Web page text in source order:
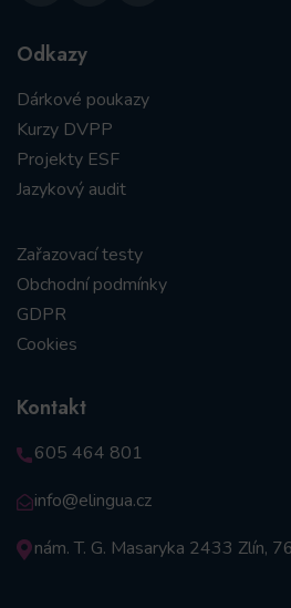
Odkazy
Dárkové poukazy
Kurzy DVPP
Projekty ESF
Jazykový audit
Zařazovací testy
Obchodní podmínky
GDPR
Cookies
Kontakt
605 464 801
info@elingua.cz
nám. T. G. Masaryka 2433 Zlín,